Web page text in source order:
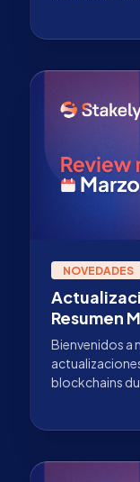
NOVEDADES
Resumen
Bienvenidos a
blockchains